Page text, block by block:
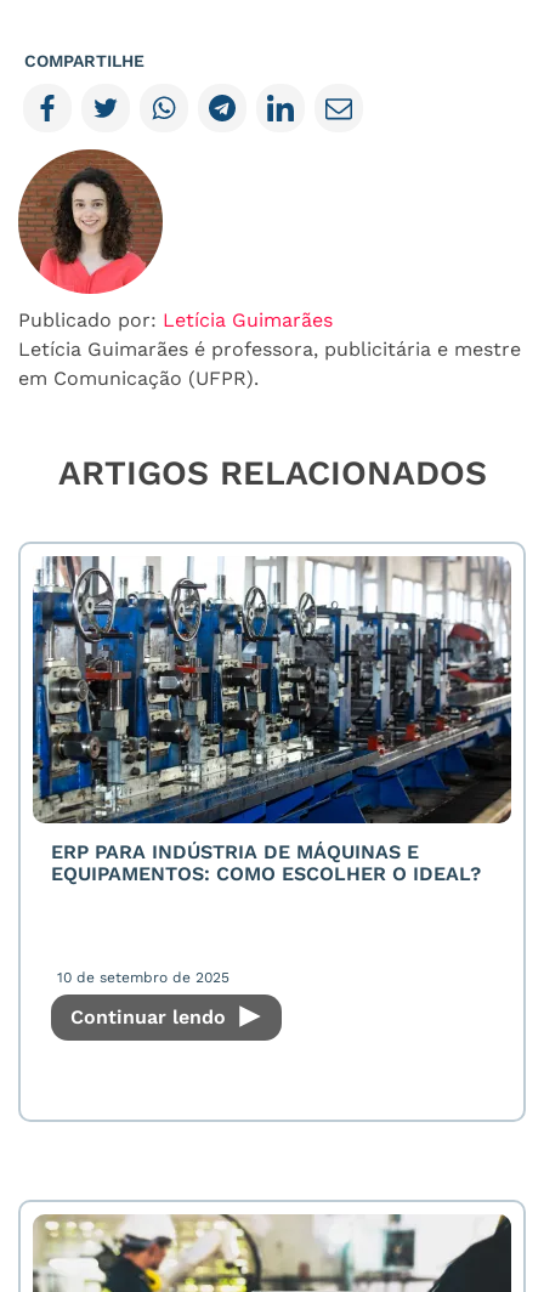
COMPARTILHE
Publicado por: Letícia Guimarães
Letícia Guimarães é professora, publicitária e mestre
em Comunicação (UFPR).
ARTIGOS RELACIONADOS
ERP PARA INDÚSTRIA DE MÁQUINAS E
EQUIPAMENTOS: COMO ESCOLHER O IDEAL?
10 de setembro de 2025
Continuar lendo